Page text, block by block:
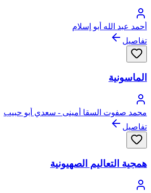
أحمد عبد الله أبو إسلام
تفاصيل
الماسونية
محمد صفوت السقا أمينى - سعدي أبو حبيب
تفاصيل
همجية التعاليم الصهيونية